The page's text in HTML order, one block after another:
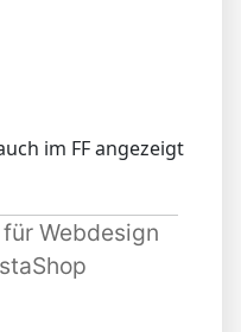
im FF angezeigt
Webdesign